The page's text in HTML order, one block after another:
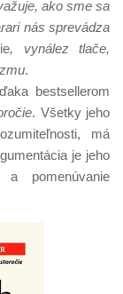
ako sme sa
nás sprevádza
, vynález tlače,
.
bestsellerom
. Všetky jeho
má
je jeho
a pomenúvanie